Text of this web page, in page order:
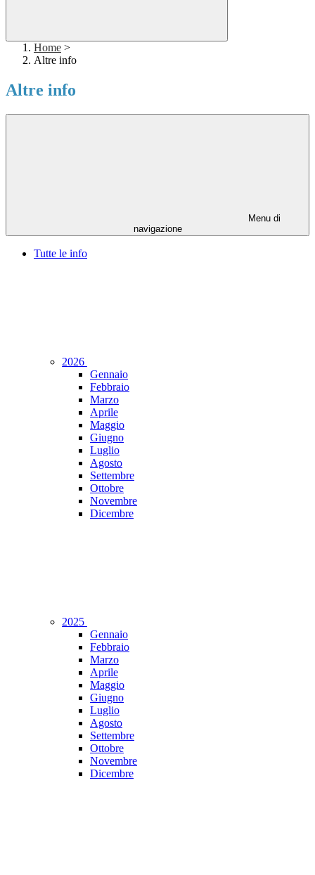
Home >
Altre info
Altre info
Menu di
navigazione
Tutte le info
2026
Gennaio
Febbraio
Marzo
Aprile
Maggio
Giugno
Luglio
Agosto
Settembre
Ottobre
Novembre
Dicembre
2025
Gennaio
Febbraio
Marzo
Aprile
Maggio
Giugno
Luglio
Agosto
Settembre
Ottobre
Novembre
Dicembre